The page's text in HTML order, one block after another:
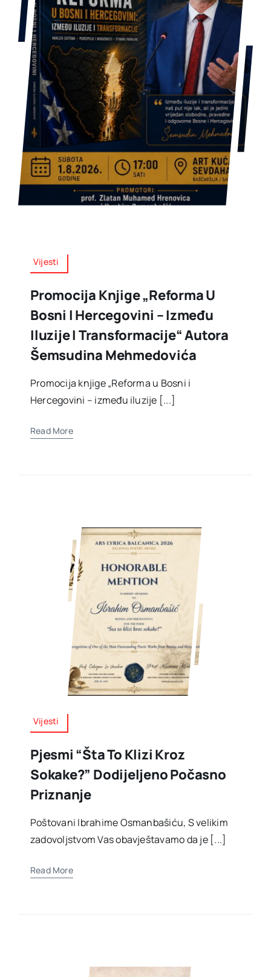
Vijesti
Promocija Knjige „Reforma U
Bosni I Hercegovini – Između
Iluzije I Transformacije“ Autora
Šemsudina Mehmedovića
Promocija knjige „Reforma u Bosni i
Hercegovini – između iluzije [...]
Read More
Vijesti
Pjesmi “Šta To Klizi Kroz
Sokake?” Dodijeljeno Počasno
Priznanje
Poštovani Ibrahime Osmanbašiću, S velikim
zadovoljstvom Vas obavještavamo da je [...]
Read More